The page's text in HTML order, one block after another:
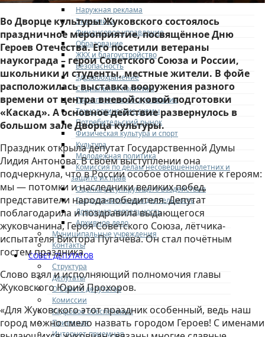
Наружная реклама
Экономика
Финансовое управление
Образование
ЖКХ и благоустройство
Безопасность
Здравоохранение
Социальная политика
Транспортное обслуживание
Технологические схемы
Потребительский рынок
Физическая культура и спорт
Культура
Молодежная политика
Комиссия по делам несовершеннолетних и
защите их прав
Оценка регулирующего воздействия
Градостроительная деятельность
Дорожная деятельность
Архивное дело
Муниципальные учреждения
Контакты
СОВЕТ ДЕПУТАТОВ
Структура
Депутаты
О Совете депутатов
Комиссии
Кадровое обеспечение
Приемная
Интернет-приемная
Во Дворце культуры Жуковского состоялось
праздничное мероприятие, посвящённое Дню
Героев Отечества. Его посетили ветераны
наукограда – герои Советского Союза и России,
школьники и студенты, местные жители. В фойе
расположилась выставка вооружения разного
времени от центра вневойсковой подготовки
«Каскад». А основное действие развернулось в
большом зале Дворца культуры.
Праздник открыла депутат Государственной Думы
Лидия Антонова. В своём выступлении она
подчеркнула, что в России особое отношение к героям:
мы — потомки и наследники великих побед,
представители народа-победителя. Депутат
поблагодарила и поздравила выдающегося
жуковчанина, Героя Советского Союза, лётчика-
испытателя Виктора Пугачёва. Он стал почётным
гостем праздника.
Слово взял и исполняющий полномочия главы
Жуковского Юрий Прохоров.
«Для Жуковского этот праздник особенный, ведь наш
город можно смело назвать городом Героев! С именами